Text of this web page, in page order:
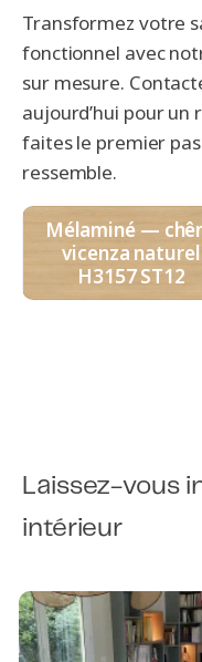
Transformez votre
fonctionnel avec
sur mesure.
aujourd’hui pour un
faites le premier
ressemble.
Mélaminé —
vicenza naturel
H3157 ST12
Laissez-vous
intérieur